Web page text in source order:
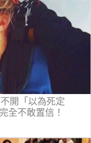
開「以為死定
全不敢置信！